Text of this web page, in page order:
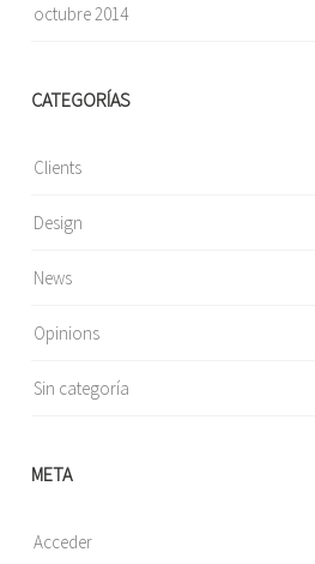
octubre 2014
CATEGORÍAS
Clients
Design
News
Opinions
Sin categoría
META
Acceder